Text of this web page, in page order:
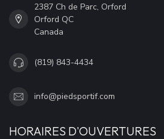
2387 Ch de Parc, Orford
Orford QC
Canada
(819) 843-4434
info@piedsportif.com
HORAIRES D'OUVERTURES